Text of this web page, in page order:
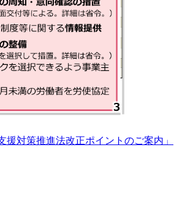
対策推進法改正ポイントのご案内」